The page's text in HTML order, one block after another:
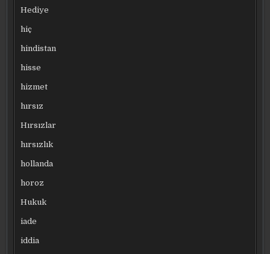
Hediye
hiç
hindistan
hisse
hizmet
hırsız
Hırsızlar
hırsızlık
hollanda
horoz
Hukuk
iade
iddia